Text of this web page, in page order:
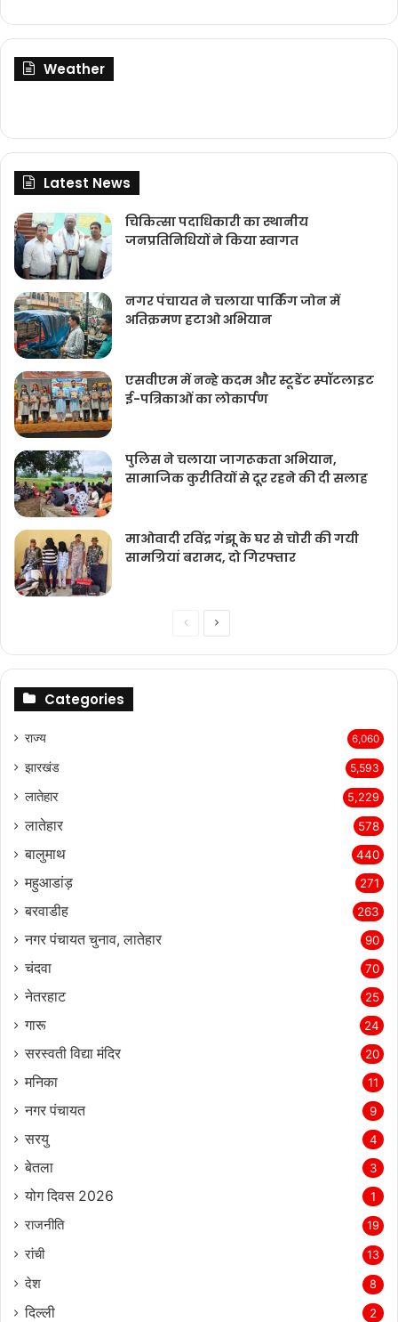
Weather
Latest News
चिकित्‍सा पदाधिकारी का स्थानीय
जनप्रतिनिधियों ने किया स्वागत
नगर पंचायत ने चलाया पार्किंग जोन में
अतिक्रमण हटाओ अभियान
एसवीएम में नन्हे कदम और स्टूडेंट स्पॉटलाइट
ई-पत्रिकाओं का लोकार्पण
पुलिस ने चलाया जागरूकता अभियान,
सामाजिक कुरीतियों से दूर रहने की दी सलाह
माओवादी रविंद्र गंझू के घर से चोरी की गयी
सामग्रियां बरामद, दो गिरफ्तार
PreviousNext
Categories
राज्‍य 6,060
झारखंड 5,593
लातेहार 5,229
लातेहार 578
बालुमाथ 440
महुआडांड़ 271
बरवाडीह 263
नगर पंचायत चुनाव, लातेहार 90
चंदवा 70
नेतरहाट 25
गारू 24
सरस्‍वती विद्या मंदिर 20
मनिका 11
नगर पंचायत 9
सरयु 4
बेतला 3
योग दिवस 2026 1
राजनीति 19
रांची 13
देश 8
दिल्‍ली 2